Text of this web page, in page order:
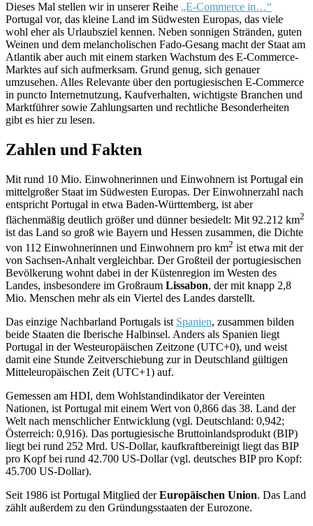
Dieses Mal stellen wir in unserer Reihe „E-Commerce in…“
Portugal vor, das kleine Land im Südwesten Europas, das viele
wohl eher als Urlaubsziel kennen. Neben sonnigen Stränden, guten
Weinen und dem melancholischen Fado-Gesang macht der Staat am
Atlantik aber auch mit einem starken Wachstum des E-Commerce-
Marktes auf sich aufmerksam. Grund genug, sich genauer
umzusehen. Alles Relevante über den portugiesischen E-Commerce
in puncto Internetnutzung, Kaufverhalten, wichtigste Branchen und
Marktführer sowie Zahlungsarten und rechtliche Besonderheiten
gibt es hier zu lesen.
Zahlen und Fakten
Mit rund 10 Mio. Einwohnerinnen und Einwohnern ist Portugal ein
mittelgroßer Staat im Südwesten Europas. Der Einwohnerzahl nach
entspricht Portugal in etwa Baden-Württemberg, ist aber
flächenmäßig deutlich größer und dünner besiedelt: Mit 92.212 km2
ist das Land so groß wie Bayern und Hessen zusammen, die Dichte
von 112 Einwohnerinnen und Einwohnern pro km2 ist etwa mit der
von Sachsen-Anhalt vergleichbar. Der Großteil der portugiesischen
Bevölkerung wohnt dabei in der Küstenregion im Westen des
Landes, insbesondere im Großraum Lissabon, der mit knapp 2,8
Mio. Menschen mehr als ein Viertel des Landes darstellt.
Das einzige Nachbarland Portugals ist Spanien, zusammen bilden
beide Staaten die Iberische Halbinsel. Anders als Spanien liegt
Portugal in der Westeuropäischen Zeitzone (UTC+0), und weist
damit eine Stunde Zeitverschiebung zur in Deutschland gültigen
Mitteleuropäischen Zeit (UTC+1) auf.
Gemessen am HDI, dem Wohlstandindikator der Vereinten
Nationen, ist Portugal mit einem Wert von 0,866 das 38. Land der
Welt nach menschlicher Entwicklung (vgl. Deutschland: 0,942;
Österreich: 0,916). Das portugiesische Bruttoinlandsprodukt (BIP)
liegt bei rund 252 Mrd. US-Dollar, kaufkraftbereinigt liegt das BIP
pro Kopf bei rund 42.700 US-Dollar (vgl. deutsches BIP pro Kopf:
45.700 US-Dollar).
Seit 1986 ist Portugal Mitglied derEuropäischen Union. Das Land
zählt außerdem zu den Gründungsstaaten der Eurozone.